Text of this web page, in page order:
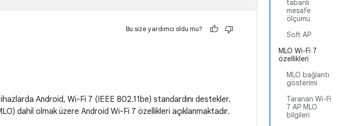
tabanlı
mesafe
ölçümü
Soft AP
MLO Wi-Fi 7
özellikleri
MLO bağlantı
gösterimi
Taranan Wi-Fi
7 AP MLO
bilgileri
Bu size yardımcı oldu mu?
Android, Wi-Fi 7 (IEEE 802.11be) standardını destekler.
dahil olmak üzere Android Wi-Fi 7 özellikleri açıklanmaktadır.